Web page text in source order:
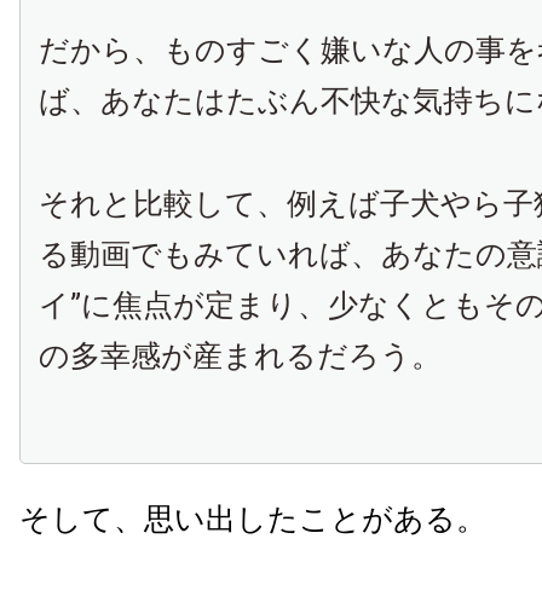
だから、ものすごく嫌いな人の事
ば、あなたはたぶん不快な気持ち
それと比較して、例えば子犬やら
る動画でもみていれば、あなたの
イ”に焦点が定まり、少なくともそ
の多幸感が産まれるだろう。
そして、思い出したことがある。